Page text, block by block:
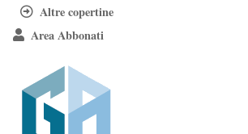
Altre copertine
Area Abbonati